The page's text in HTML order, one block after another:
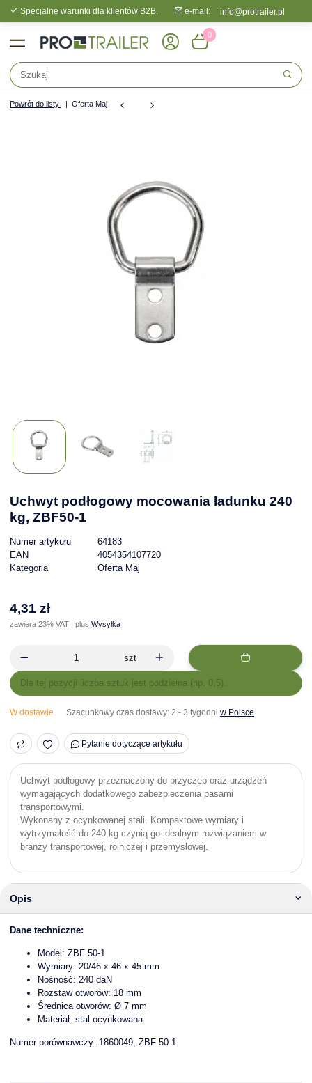
Specjalne warunki dla klientów B2B. e-mail: info@protrailer.pl
0
Powrót do listy Oferta Maj
Uchwyt podłogowy mocowania ładunku 240
kg, ZBF50-1
Numer artykułu
64183
EAN
4054354107720
Kategoria
Oferta Maj
4,31 zł
zawiera 23% VAT , plus Wysyłka
szt
xDla tej pozycji liczba sztuk jest podzielna (np. 0,5).
W dostawie Szacunkowy czas dostawy: 2 - 3 tygodni w Polsce
Pytanie dotyczące artykułu
Uchwyt podłogowy przeznaczony do przyczep oraz urządzeń
wymagających dodatkowego zabezpieczenia pasami
transportowymi.
Wykonany z ocynkowanej stali. Kompaktowe wymiary i
wytrzymałość do 240 kg czynią go idealnym rozwiązaniem w
branży transportowej, rolniczej i przemysłowej.
Opis
Dane techniczne:
Model: ZBF 50-1
Wymiary: 20/46 x 46 x 45 mm
Nośność: 240 daN
Rozstaw otworów: 18 mm
Średnica otworów: Ø 7 mm
Materiał: stal ocynkowana
Numer porównawczy: 1860049, ZBF 50-1